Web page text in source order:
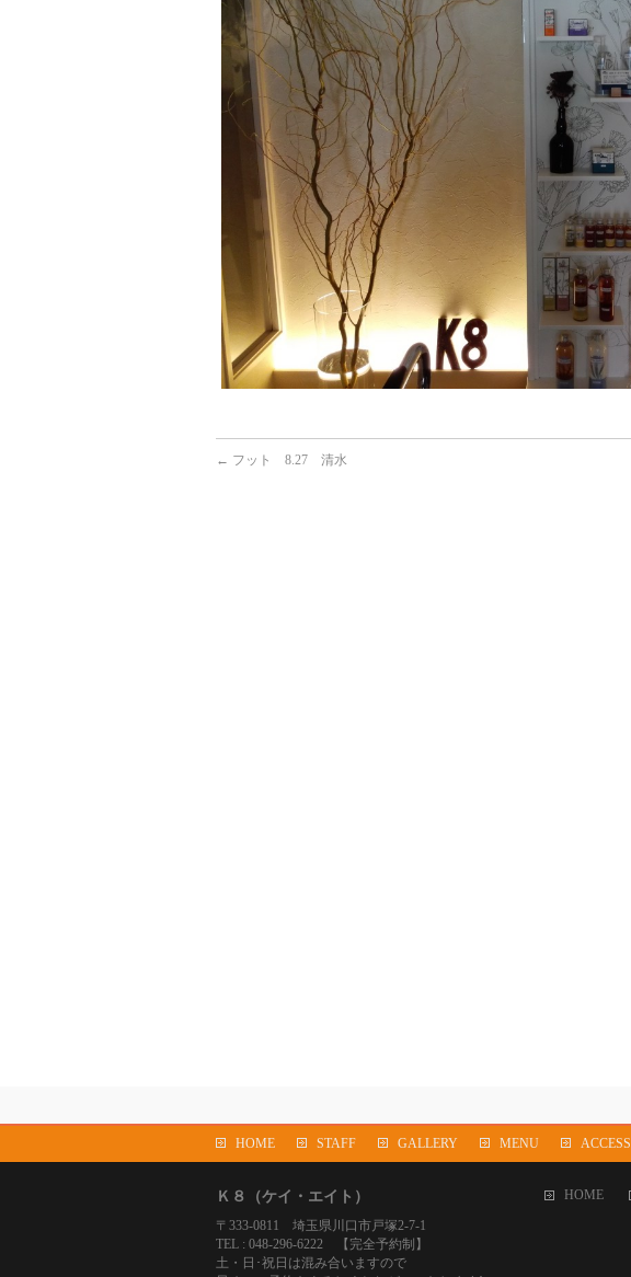
← フット 8.27 清水
HOME STAFF GALLERY MENU ACCESS
Ｋ８（ケイ・エイト）
〒333-0811 埼玉県川口市戸塚2-7-1
TEL : 048-296-6222 【完全予約制】
土・日･祝日は混み合いますので
HOME